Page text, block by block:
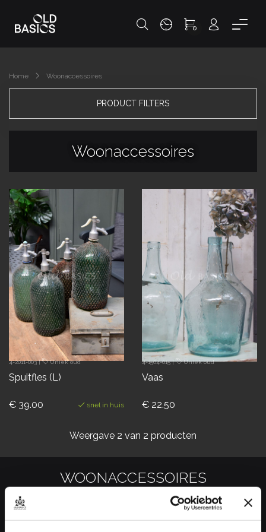
0
Home Woonaccessoires
PRODUCT FILTERS
Woonaccessoires
4-2011-003| Uniek oud
Spuitfles (L)
€ 39.00 snel in huis
4-1504-015| Uniek oud
Vaas
€ 22.50
Weergave 2 van 2 producten
WOONACCESSOIRES
Maak je interieur compleet met de unieke vintage, industriële en
brocante woonaccessoiresvan Old BASICS!